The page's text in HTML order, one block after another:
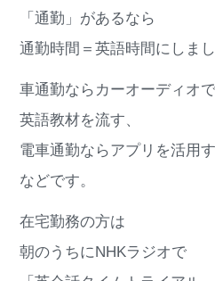
「通勤」があるなら
通勤時間＝英語時間にしまし
車通勤ならカーオーディオで
英語教材を流す、
電車通勤ならアプリを活用す
などです。
在宅勤務の方は
朝のうちにNHKラジオで